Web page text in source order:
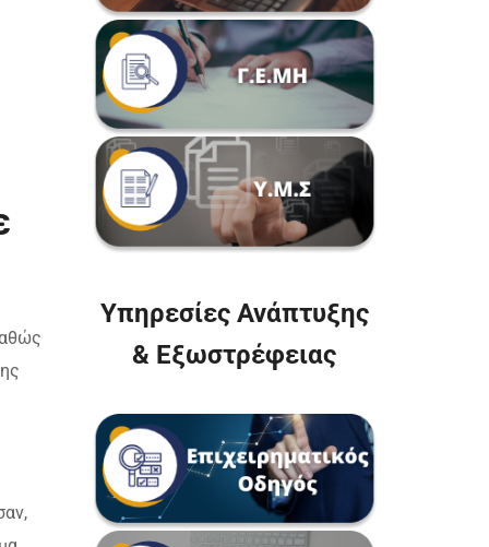
Υπηρεσίες Ανάπτυξης
& Εξωστρέφειας